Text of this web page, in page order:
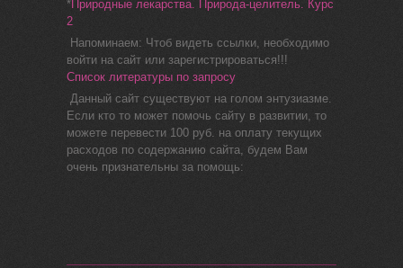
* Природные лекарства. Природа-целитель. Курс
2
Напоминаем: Чтоб видеть ссылки, необходимо
войти на сайт или зарегистрироваться!!!
Список литературы по запросу
Данный сайт существуют на голом энтузиазме.
Если кто то может помочь сайту в развитии, то
можете перевести 100 руб. на оплату текущих
расходов по содержанию сайта, будем Вам
очень признательны за помощь: